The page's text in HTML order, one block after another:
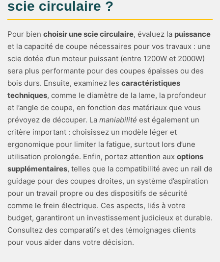
scie circulaire ?
Pour bien choisir une scie circulaire, évaluez la puissance
et la capacité de coupe nécessaires pour vos travaux : une
scie dotée d’un moteur puissant (entre 1200W et 2000W)
sera plus performante pour des coupes épaisses ou des
bois durs. Ensuite, examinez les caractéristiques
techniques, comme le diamètre de la lame, la profondeur
et l’angle de coupe, en fonction des matériaux que vous
prévoyez de découper. La maniabilité est également un
critère important : choisissez un modèle léger et
ergonomique pour limiter la fatigue, surtout lors d’une
utilisation prolongée. Enfin, portez attention aux options
supplémentaires, telles que la compatibilité avec un rail de
guidage pour des coupes droites, un système d’aspiration
pour un travail propre ou des dispositifs de sécurité
comme le frein électrique. Ces aspects, liés à votre
budget, garantiront un investissement judicieux et durable.
Consultez des comparatifs et des témoignages clients
pour vous aider dans votre décision.